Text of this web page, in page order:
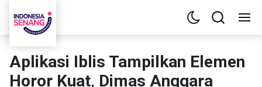
Aplikasi Iblis Tampilkan Elemen
Horor Kuat, Dimas Anggara